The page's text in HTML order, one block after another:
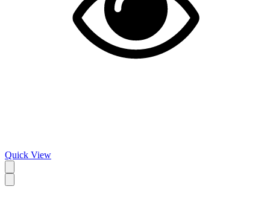
Quick View